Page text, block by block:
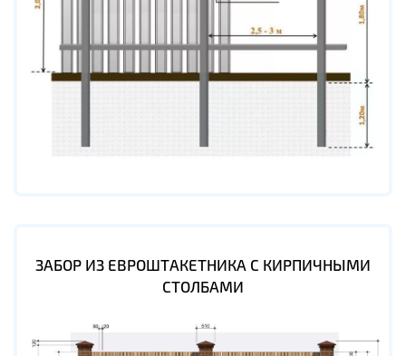
ЗАБОР ИЗ ЕВРОШТАКЕТНИКА С КИРПИЧНЫМИ
СТОЛБАМИ